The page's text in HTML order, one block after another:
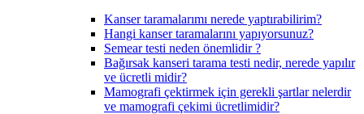
Kanser taramalarımı nerede yaptırabilirim?
Hangi kanser taramalarını yapıyorsunuz?
Semear testi neden önemlidir ?
Bağırsak kanseri tarama testi nedir, nerede yapılır
ve ücretli midir?
Mamografi çektirmek için gerekli şartlar nelerdir
ve mamografi çekimi ücretlimidir?